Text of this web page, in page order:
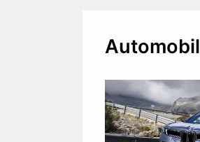
Automobil